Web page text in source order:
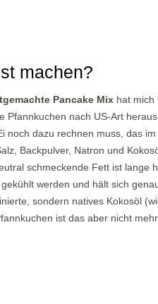
machen?
Pancake Mix hat mich
nach US-Art heraus
noch dazu rechnen muss, das
Backpulver, Natron und
schmeckende Fett ist lange
werden und hält sich
sondern natives Kokosöl
ist das aber nicht